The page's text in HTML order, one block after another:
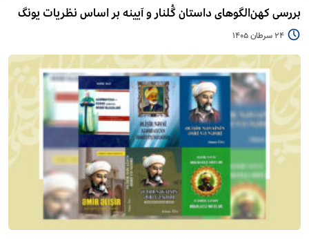
بررسی کهن‌الگوهای داستان گُلنار و آیینه بر اساس نظریات یونگ
24 سرطان 1405